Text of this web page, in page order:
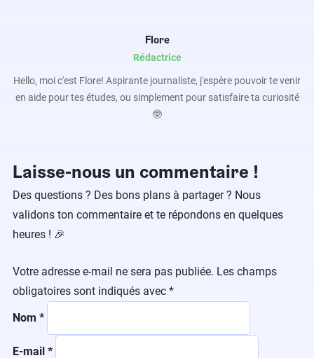
Flore
Rédactrice
Hello, moi c'est Flore! Aspirante journaliste, j'espère pouvoir te venir
en aide pour tes études, ou simplement pour satisfaire ta curiosité
🤓
Laisse-nous un commentaire !
Des questions ? Des bons plans à partager ? Nous
validons ton commentaire et te répondons en quelques
heures ! 🎉
Votre adresse e-mail ne sera pas publiée. Les champs
obligatoires sont indiqués avec *
Nom *
E-mail *